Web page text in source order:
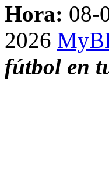
Hora: 08-
2026
fútbol en